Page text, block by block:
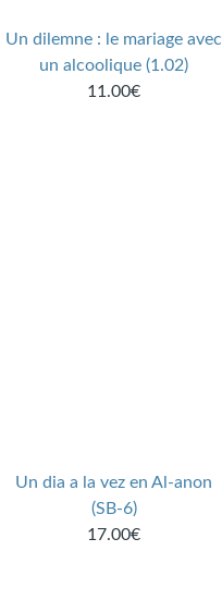
Un dilemne : le mariage avec
un alcoolique (1.02)
11.00€
Un dia a la vez en Al-anon
(SB-6)
17.00€